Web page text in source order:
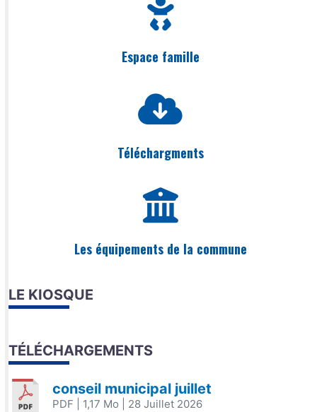
Espace famille
Téléchargments
Les équipements de la commune
LE KIOSQUE
TÉLÉCHARGEMENTS
conseil municipal juillet
PDF | 1,17 Mo | 28 Juillet 2026